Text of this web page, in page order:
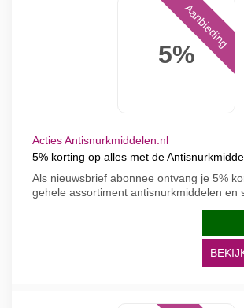
5%
Aanbieding
Acties Antisnurkmiddelen.nl
5% korting op alles met de
Als nieuwsbrief abonnee ontvang je 5%
gehele assortiment antisnurkmiddelen en